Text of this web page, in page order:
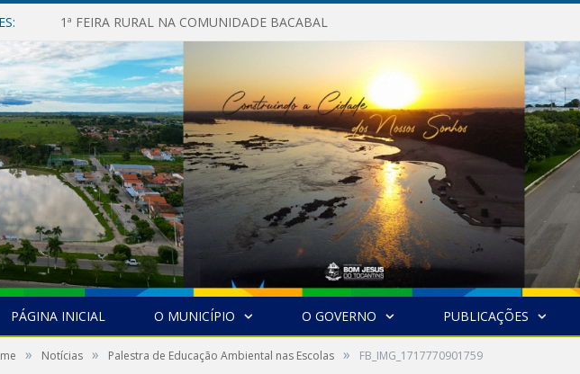
1ª FEIRA RURAL NA COMUNIDADE BACABAL
PÁGINA INICIAL O MUNICÍPIO O GOVERNO PUBLICAÇÕES
» Notícias » Palestra de Educação Ambiental nas Escolas » FB_IMG_1717770901759